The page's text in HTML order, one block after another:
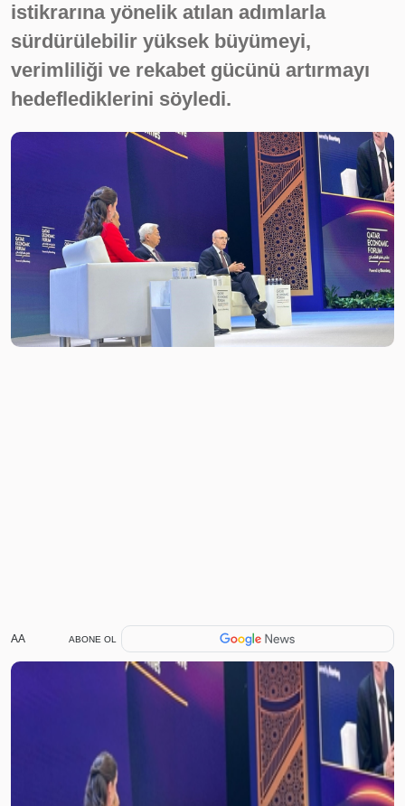
istikrarına yönelik atılan adımlarla
sürdürülebilir yüksek büyümeyi,
verimliliği ve rekabet gücünü artırmayı
hedeflediklerini söyledi.
AA ABONE OL